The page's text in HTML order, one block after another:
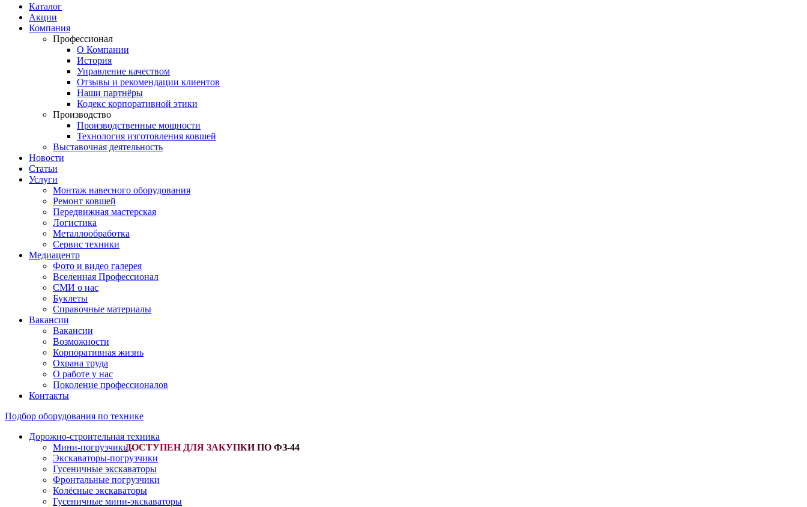
Каталог
Акции
Компания
Профессионал
О Компании
История
Управление качеством
Отзывы и рекомендации клиентов
Наши партнёры
Кодекс корпоративной этики
Производство
Производственные мощности
Технология изготовления ковшей
Выставочная деятельность
Новости
Статьи
Услуги
Монтаж навесного оборудования
Ремонт ковшей
Передвижная мастерская
Логистика
Металлообработка
Сервис техники
Медиацентр
Фото и видео галерея
Вселенная Профессионал
СМИ о нас
Буклеты
Справочные материалы
Вакансии
Вакансии
Возможности
Корпоративная жизнь
Охрана труда
О работе у нас
Поколение профессионалов
Контакты
Подбор оборудования по технике
Дорожно-строительная техника
Мини-погрузчики-
Экскаваторы-погрузчики
Гусеничные экскаваторы
Фронтальные погрузчики
Колёсные экскаваторы
Гусеничные мини-экскаваторы